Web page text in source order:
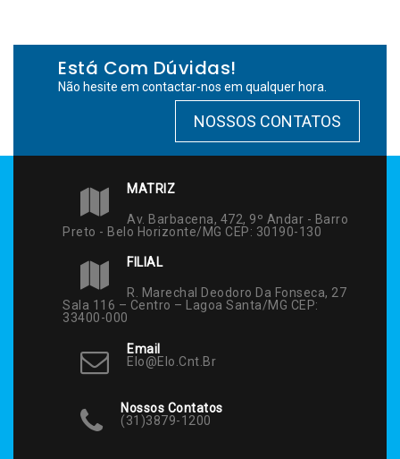
Está Com Dúvidas!
Não hesite em contactar-nos em qualquer hora.
NOSSOS CONTATOS
MATRIZ
Av. Barbacena, 472, 9º Andar - Barro
Preto - Belo Horizonte/MG CEP: 30190-130
FILIAL
R. Marechal Deodoro Da Fonseca, 27
Sala 116 – Centro – Lagoa Santa/MG CEP:
33400-000
Email
Elo@elo.cnt.br
Nossos Contatos
(31)3879-1200